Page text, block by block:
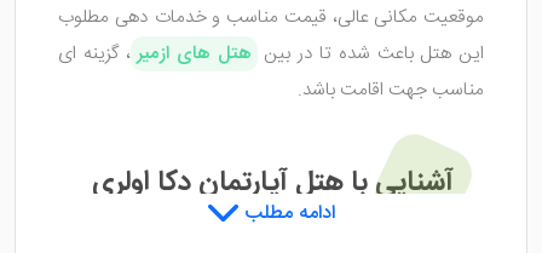
موقعیت مکانی عالی، قیمت مناسب و خدمات دهی مطلوب
این هتل باعث شده تا در بین هتل های ازمیر ، گزینه ای
مناسب جهت اقامت باشد.
آشنایی با هتل آپارتمان دکا اولری
ادامه مطلب